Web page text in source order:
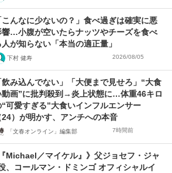
こんなに少ないの？」食べ過ぎは確実に悪
響…小腹が空いたらナッツやチーズを食べ
人が知らない「本当の適正量」
下村 健寿 2026/08/05
飲み込んでない」「大便まで見せろ」“大食
動画”に批判殺到→炎上状態に…体重46キロ
“可愛すぎる”大食いインフルエンサー
24）が明かす、アンチへの本音
「文春オンライン」編集部 7時間前
『Michael／マイケル』》父ジョセフ・ジャ
、コールマン・ドミンゴ オフィシャルイ